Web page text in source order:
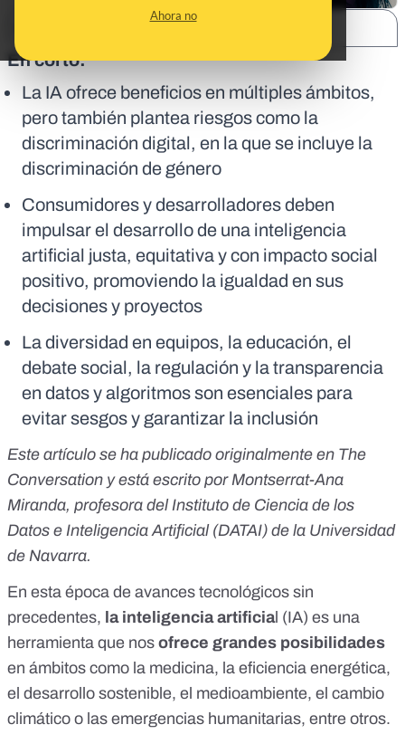
Ahora no
En corto:
La IA ofrece beneficios en múltiples ámbitos,
pero también plantea riesgos como la
discriminación digital, en la que se incluye la
discriminación de género
Consumidores y desarrolladores deben
impulsar el desarrollo de una inteligencia
artificial justa, equitativa y con impacto social
positivo, promoviendo la igualdad en sus
decisiones y proyectos
La diversidad en equipos, la educación, el
debate social, la regulación y la transparencia
en datos y algoritmos son esenciales para
evitar sesgos y garantizar la inclusión
Este artículo se ha publicado originalmente en The
Conversation y está escrito porMontserrat-Ana
Miranda, profesora del Instituto de Ciencia de los
Datos e Inteligencia Artificial (DATAI) de la Universidad
de Navarra.
En esta época de avances tecnológicos sin
precedentes, la inteligencia artificial (IA) es una
herramienta que nos ofrece grandes posibilidades
en ámbitos como la medicina, la eficiencia energética,
el desarrollo sostenible, el medioambiente, el cambio
climático o las emergencias humanitarias, entre otros.